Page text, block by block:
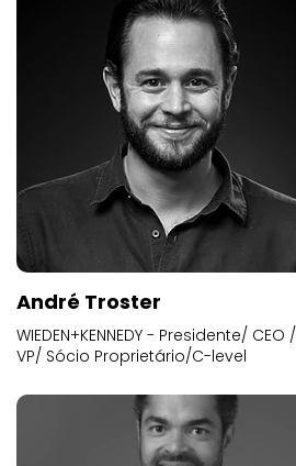
André Troster
WIEDEN+KENNEDY - Presidente/ CEO /
VP/ Sócio Proprietário/C-level